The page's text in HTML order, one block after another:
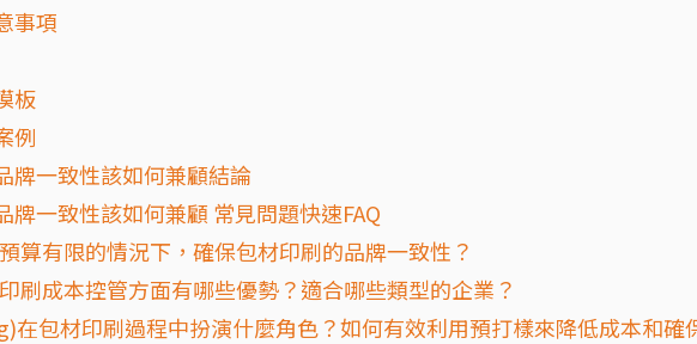
事項
板
例
牌一致性該如何兼顧結論
牌一致性該如何兼顧 常見問題快速FAQ
算有限的情況下，確保包材印刷的品牌一致性？
刷成本控管方面有哪些優勢？適合哪些類型的企業？
在包材印刷過程中扮演什麼角色？如何有效利用預打樣來降低成本和確